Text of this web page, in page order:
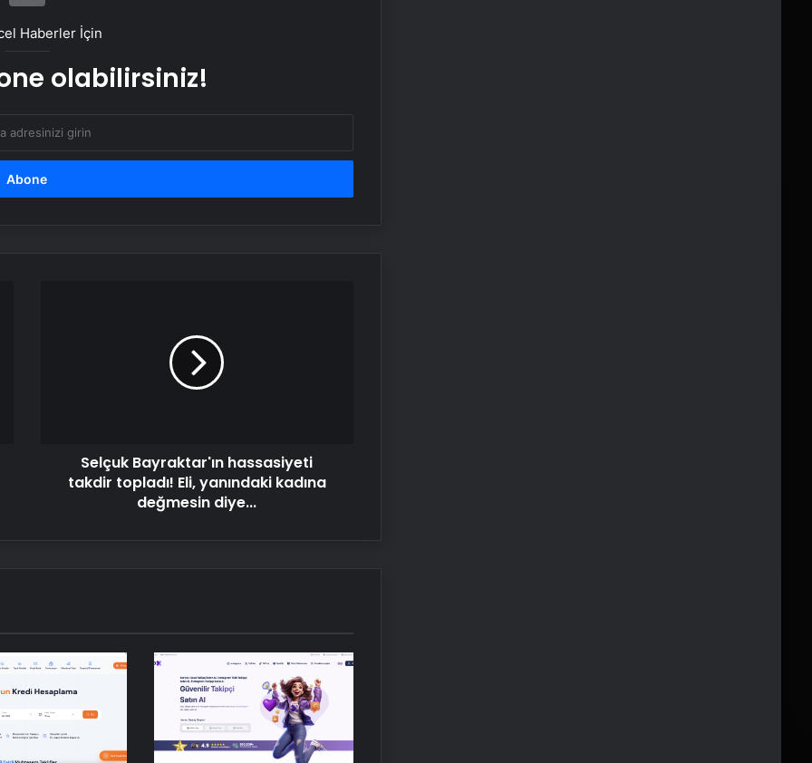
Serjoy : Dijital Medya Ajansı, Google
Reklam Ajansı, SEO Ajansı ve Web
Haberler İçin
olabilirsiniz!
Selçuk Bayraktar'ın hassasiyeti
takdir topladı! Eli, yanındaki kadına
değmesin diye...